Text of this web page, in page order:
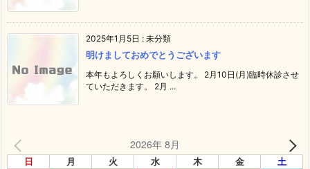
2025年1月5日 : 未分類
明けましておめでとうございます
本年もよろしくお願いします。 2月10日(月)臨時休診させ
ていただきます。 2月 ...
2026年 8月
日 月 火 水 木 金 土